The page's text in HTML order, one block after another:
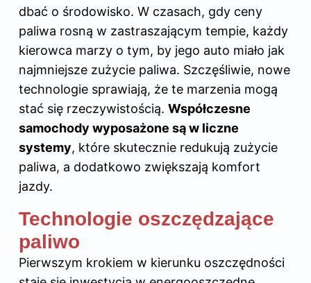
dbać o środowisko. W czasach, gdy ceny
paliwa rosną w zastraszającym tempie, każdy
kierowca marzy o tym, by jego auto miało jak
najmniejsze zużycie paliwa. Szczęśliwie, nowe
technologie sprawiają, że te marzenia mogą
stać się rzeczywistością. Współczesne
samochody wyposażone są w liczne
systemy, które skutecznie redukują zużycie
paliwa, a dodatkowo zwiększają komfort
jazdy.
Technologie oszczędzające
paliwo
Pierwszym krokiem w kierunku oszczędności